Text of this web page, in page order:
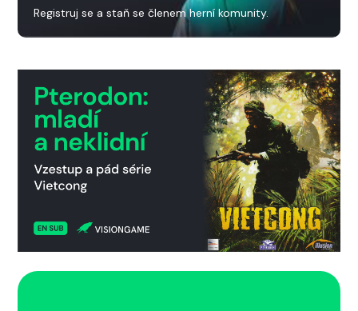
Registruj se a staň se členem herní komunity.